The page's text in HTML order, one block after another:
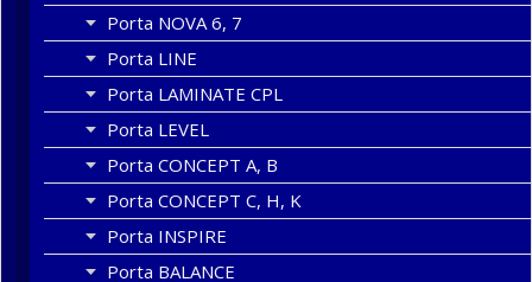
Porta NOVA 6, 7
Porta LINE
Porta LAMINATE CPL
Porta LEVEL
Porta CONCEPT A, B
Porta CONCEPT C, H, K
Porta INSPIRE
Porta BALANCE